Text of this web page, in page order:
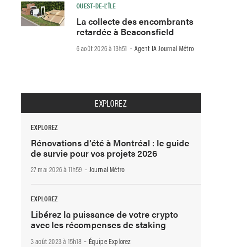
OUEST-DE-L’ÎLE
La collecte des encombrants
retardée à Beaconsfield
6 août 2026 à 13h51 -Agent IA Journal Métro
EXPLOREZ
EXPLOREZ
Rénovations d’été à Montréal : le guide
de survie pour vos projets 2026
27 mai 2026 à 11h59 -Journal Métro
EXPLOREZ
Libérez la puissance de votre crypto
avec les récompenses de staking
3 août 2023 à 15h18 - Équipe Explorez